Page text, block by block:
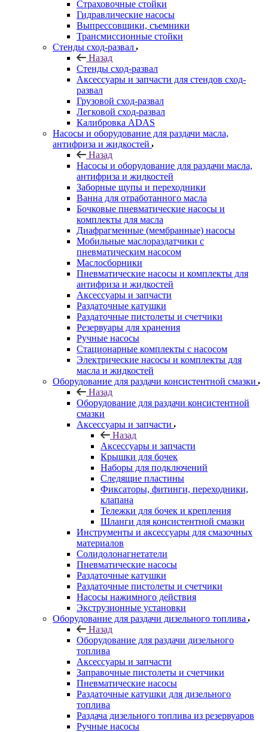
Страховочные стойки
Гидравлические насосы
Выпрессовщики, съемники
Трансмиссионные стойки
Стенды сход-развал
Назад
Стенды сход-развал
Аксессуары и запчасти для стендов сход-
развал
Грузовой сход-развал
Легковой сход-развал
Калибровка ADAS
Насосы и оборудование для раздачи масла,
антифриза и жидкостей
Назад
Насосы и оборудование для раздачи масла,
антифриза и жидкостей
Заборные щупы и переходники
Ванна для отработанного масла
Бочковые пневматические насосы и
комплекты для масла
Диафрагменные (мембранные) насосы
Мобильные маслораздатчики с
пневматическим насосом
Маслосборники
Пневматические насосы и комплекты для
антифриза и жидкостей
Аксессуары и запчасти
Раздаточные катушки
Раздаточные пистолеты и счетчики
Резервуары для хранения
Ручные насосы
Стационарные комплекты с насосом
Электрические насосы и комплекты для
масла и жидкостей
Оборудование для раздачи консистентной смазки
Назад
Оборудование для раздачи консистентной
смазки
Аксессуары и запчасти
Назад
Аксессуары и запчасти
Крышки для бочек
Наборы для подключений
Следящие пластины
Фиксаторы, фитинги, переходники,
клапана
Тележки для бочек и крепления
Шланги для консистентной смазки
Инструменты и аксессуары для смазочных
материалов
Солидолонагнетатели
Пневматические насосы
Раздаточные катушки
Раздаточные пистолеты и счетчики
Насосы нажимного действия
Экструзионные установки
Оборудование для раздачи дизельного топлива
Назад
Оборудование для раздачи дизельного
топлива
Аксессуары и запчасти
Заправочные пистолеты и счетчики
Пневматические насосы
Раздаточные катушки для дизельного
топлива
Раздача дизельного топлива из резервуаров
Ручные насосы